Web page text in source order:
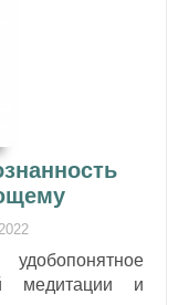
медитации и